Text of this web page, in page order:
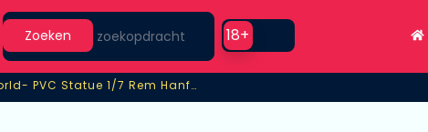
Search
Zoeken
Use setting
18+
PVC Statue 1/7 Rem Hanfu Ver.
-Starting Life in Another World- PVC Statue 1/7 Rem Hanfu Ver.